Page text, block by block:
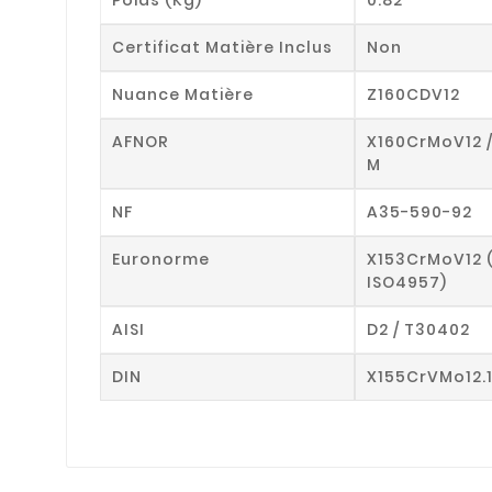
Certificat Matière Inclus Non
Nuance Matière Z160CDV12
AFNOR
X160CrMoV12
M
NF A35-590-92
Euronorme
X153CrMoV12
ISO4957)
AISI D2 / T30402
DIN X155CrVMo12.1